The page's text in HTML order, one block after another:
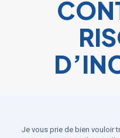
Je vous prie de bien vouloir